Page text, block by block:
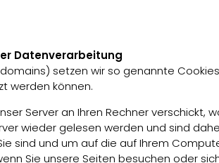
Datenverarbeitung
setzen wir so genannte
werden können.
Server an Ihren Rechner
wieder gelesen werden und sind
sind und um auf die auf Ihrem
Sie unsere Seiten besuchen oder